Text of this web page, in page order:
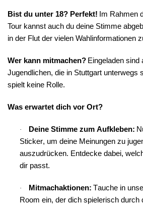
Bist du unter 18? Perfekt! Im Rahmen
Tour kannst auch du deine Stimme
in der Flut der vielen Wahlinformationen
Wer kann mitmachen? Eingeladen sind
Jugendlichen, die in Stuttgart unterwegs
spielt keine Rolle.
Was erwartet dich vor Ort?
· Deine Stimme zum Aufkleben:
Sticker, um deine Meinungen zu
auszudrücken. Entdecke dabei,
dir passt.
· Mitmachaktionen: Tauche in
Room ein, der dich spielerisch durch